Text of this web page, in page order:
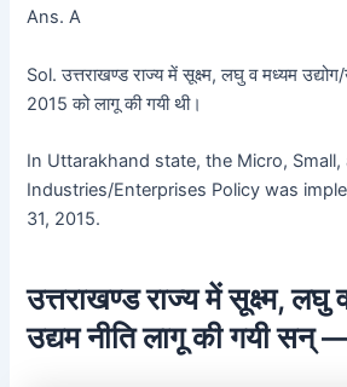
Ans. A
Sol. उत्तराखण्ड राज्य में सूक्ष्म, लघु व मध्यम
2015 को लागू की गयी थी।
In Uttarakhand state, the Micro, Small,
Industries/Enterprises Policy was
31, 2015.
उत्तराखण्ड राज्य में सूक्ष्म, लघु
उद्यम नीति लागू की गयी